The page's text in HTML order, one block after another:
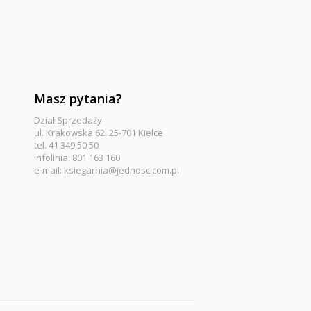
Masz pytania?
Dział Sprzedaży
ul. Krakowska 62, 25-701 Kielce
tel. 41 349 50 50
infolinia: 801 163 160
e-mail: ksiegarnia@jednosc.com.pl